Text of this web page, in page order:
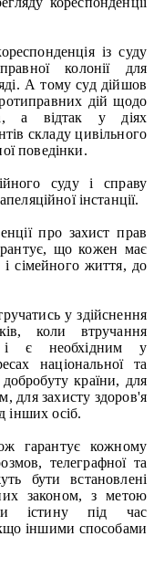
із суду
колонії для
А тому суд дійшов
дій щодо
а відтак у діях
складу цивільного
поведінки.
суду і справу
інстанції.
про захист прав
що кожен має
сімейного життя, до
у здійснення
коли втручання
і є необхідним у
національної та
країни, для
для захисту здоров'я
інших осіб.
гарантує кожному
телеграфної та
бути встановлені
законом, з метою
істину під час
іншими способами